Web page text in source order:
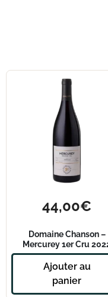
44,00€
Domaine Chanson –
Mercurey 1er Cru
Ajouter au
panier